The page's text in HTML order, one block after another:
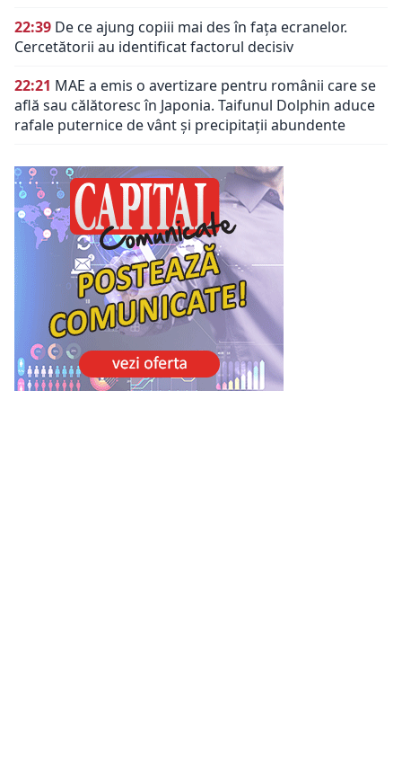
22:39 De ce ajung copiii mai des în fața ecranelor.
Cercetătorii au identificat factorul decisiv
22:21 MAE a emis o avertizare pentru românii care se
află sau călătoresc în Japonia. Taifunul Dolphin aduce
rafale puternice de vânt și precipitații abundente